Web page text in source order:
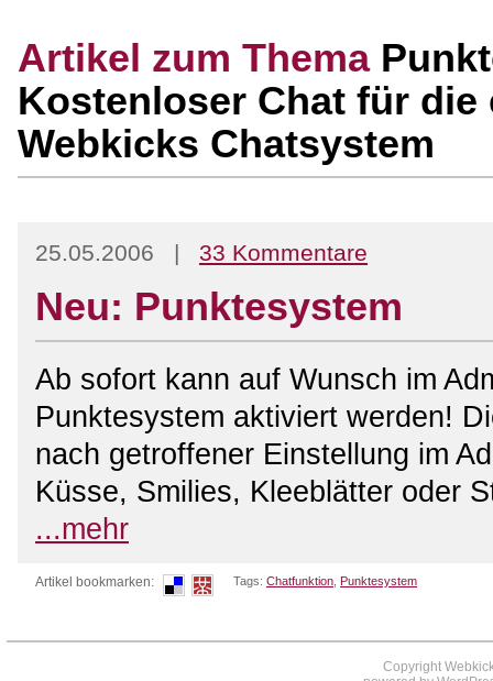
Artikel zum Thema
Kostenloser Chat für die
Webkicks Chatsystem
25.05.2006 | 33 Kommentare
Neu: Punktesystem
Ab sofort kann auf Wunsch im
Punktesystem aktiviert werden!
nach getroffener Einstellung im
Küsse, Smilies, Kleeblätter oder
...mehr
Artikel bookmarken: Tags: Chatfunktion Punktesystem
Copyright